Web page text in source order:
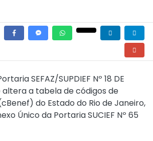
SEFAZ/SUPDIEF Nº 18 DE
altera a tabela de códigos de
do Estado do Rio de Janeiro,
Único da Portaria SUCIEF Nº 65